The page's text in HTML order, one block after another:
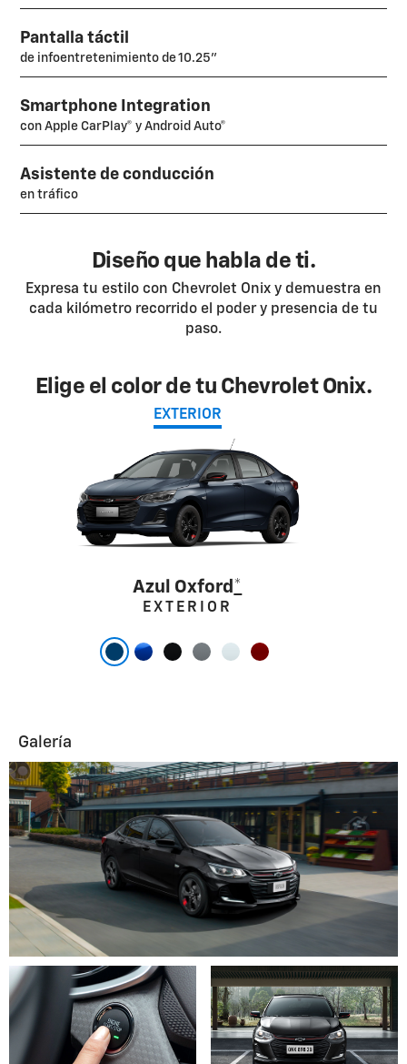
Pantalla táctil
de infoentretenimiento de 10.25"
Smartphone Integration
con Apple CarPlay® y Android Auto®
Asistente de conducción
en tráfico
Diseño que habla de ti.
Expresa tu estilo con Chevrolet Onix y demuestra en
cada kilómetro recorrido el poder y presencia de tu
paso.
Elige el color de tu Chevrolet Onix.
EXTERIOR
EXTERIOR
Azul Oxford *
Galería